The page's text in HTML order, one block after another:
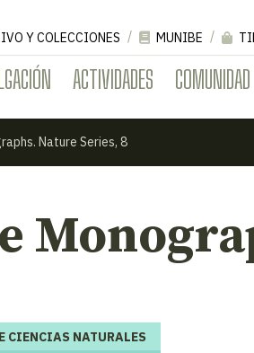
ACTIVIDADES COMUNIDAD
Y COLECCIONES MUNIBE
Nature Series, 8
CIENCIAS NATURALES